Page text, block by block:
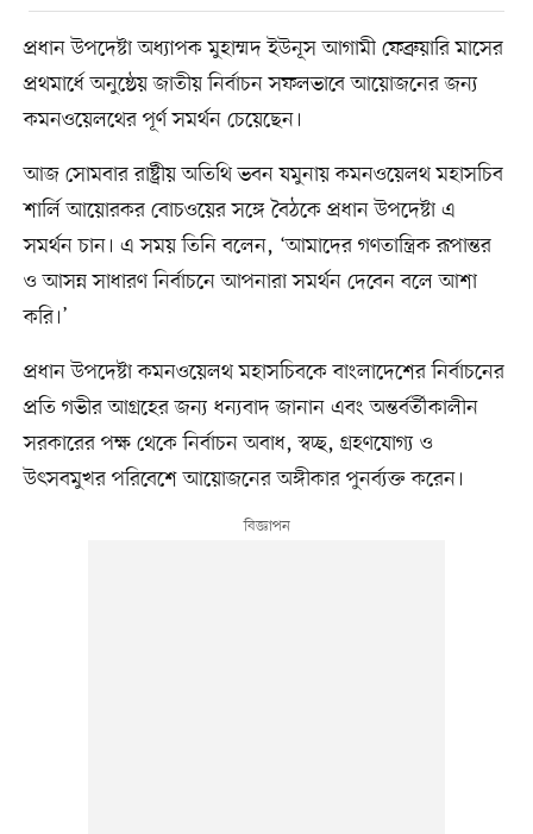
প্রধান উপদেষ্টা অধ্যাপক মুহাম্মদ ইউনূস আগামী ফেব্রুয়ারি মাসের
প্রথমার্ধে অনুষ্ঠেয় জাতীয় নির্বাচন সফলভাবে আয়োজনের জন্য
কমনওয়েলথের পূর্ণ সমর্থন চেয়েছেন।
আজ সোমবার রাষ্ট্রীয় অতিথি ভবন যমুনায় কমনওয়েলথ মহাসচিব
শার্লি আয়োরকর বোচওয়ের সঙ্গে বৈঠকে প্রধান উপদেষ্টা এ
সমর্থন চান। এ সময় তিনি বলেন, ‘আমাদের গণতান্ত্রিক রূপান্তর
ও আসন্ন সাধারণ নির্বাচনে আপনারা সমর্থন দেবেন বলে আশা
করি।’
প্রধান উপদেষ্টা কমনওয়েলথ মহাসচিবকে বাংলাদেশের নির্বাচনের
প্রতি গভীর আগ্রহের জন্য ধন্যবাদ জানান এবং অন্তর্বর্তীকালীন
সরকারের পক্ষ থেকে নির্বাচন অবাধ, স্বচ্ছ, গ্রহণযোগ্য ও
উৎসবমুখর পরিবেশে আয়োজনের অঙ্গীকার পুনর্ব্যক্ত করেন।